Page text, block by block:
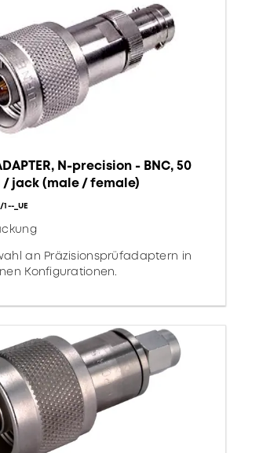
N-precision - BNC, 50
/ jack (male / female)
_UE
an Präzisionsprüfadaptern in
Konfigurationen.